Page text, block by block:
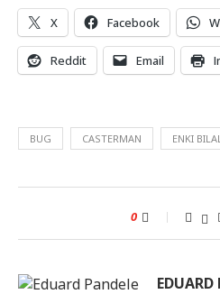
X Facebook
Reddit Email
BUG CASTERMAN ENKI BILAL
0
EDUARD